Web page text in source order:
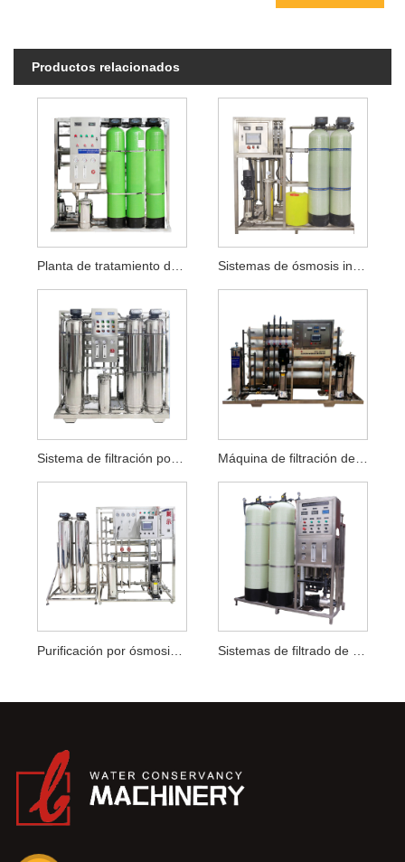
Productos relacionados
Sistema de filtración por ósmosis inversa
Purificación por ósmosis inversa